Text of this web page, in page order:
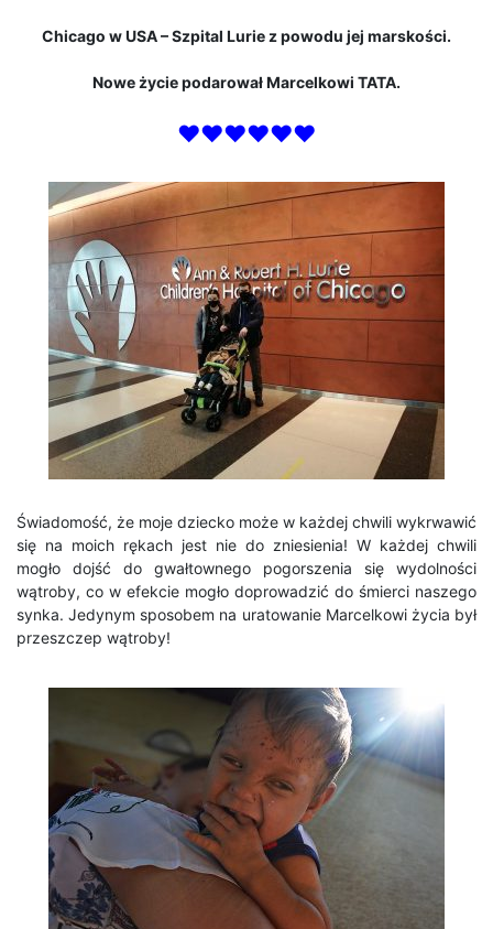
Chicago w USA – Szpital Lurie z powodu jej marskości.
Nowe życie podarował Marcelkowi TATA.
♥♥♥♥♥♥
Świadomość, że moje dziecko może w każdej chwili wykrwawić
się na moich rękach jest nie do zniesienia! W każdej chwili
mogło dojść do gwałtownego pogorszenia się wydolności
wątroby, co w efekcie mogło doprowadzić do śmierci naszego
synka. Jedynym sposobem na uratowanie Marcelkowi życia był
przeszczep wątroby!